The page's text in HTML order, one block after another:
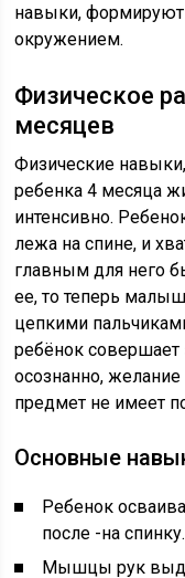
навыки,
окружением.
Физическое
месяцев
Физические
ребенка 4 месяца
интенсивно.
лежа на спине, и
главным для него
ее, то теперь
цепкими
ребёнок
осознанно,
предмет не имеет
Основные
Ребенок
после -на спинку.
Мышцы рук